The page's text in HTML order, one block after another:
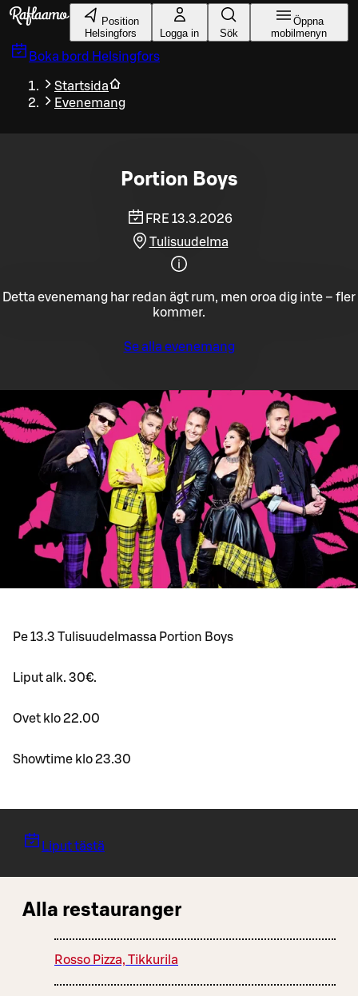
Gå till huvudinnehållet
Position
Helsingfors
Logga in Sök
Öppna
mobilmenyn
Boka bord Helsingfors
Startsida
Evenemang
Portion Boys
FRE 13.3.2026
Tulisuudelma
Detta evenemang har redan ägt rum, men oroa dig inte – fler
kommer.
Se alla evenemang
Pe 13.3 Tulisuudelmassa Portion Boys
Liput alk. 30€.
Ovet klo 22.00
Showtime klo 23.30
Liput tästä
Alla restauranger
Rosso Pizza, Tikkurila